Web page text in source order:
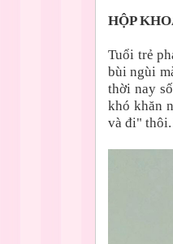
HỘP
Tuổi trẻ
bùi ngùi
thời nay
khó khăn
và đi"